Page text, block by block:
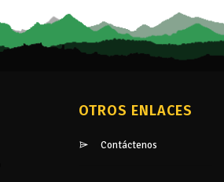
OTROS ENLACES
Contáctenos